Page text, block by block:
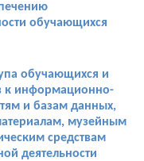
обучающихся
обучающихся и
к информационно-
и базам данных,
музейным
средствам
деятельности